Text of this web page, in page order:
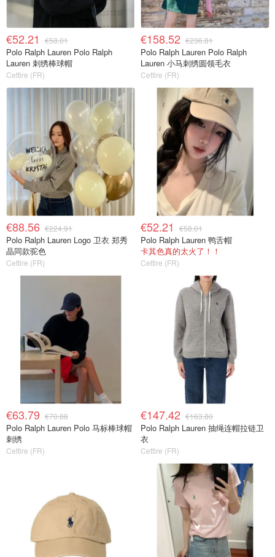
€52.21 €58.01
Polo Ralph Lauren Polo Ralph
Lauren 刺绣棒球帽
Cettire (FR)
€158.52 €236.81
Polo Ralph Lauren Polo Ralph
Lauren 小马刺绣圆领毛衣
Cettire (FR)
€88.56 €224.91
Polo Ralph Lauren Logo 卫衣 郑秀
晶同款驼色
Cettire (FR)
€52.21 €58.01
Polo Ralph Lauren 鸭舌帽
卡其色真的太火了！！
Cettire (FR)
€63.79 €70.88
Polo Ralph Lauren Polo 马标棒球帽
刺绣
Cettire (FR)
€147.42 €163.80
Polo Ralph Lauren 抽绳连帽拉链卫
衣
Cettire (FR)